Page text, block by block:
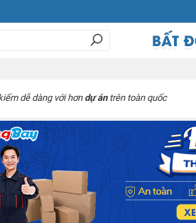
dễ dàng với hơn dự án trên toàn quốc